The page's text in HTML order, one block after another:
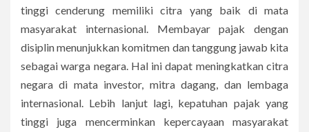
tinggi cenderung memiliki citra yang baik di mata
masyarakat internasional. Membayar pajak dengan
disiplin menunjukkan komitmen dan tanggung jawab kita
sebagai warga negara. Hal ini dapat meningkatkan citra
negara di mata investor, mitra dagang, dan lembaga
internasional. Lebih lanjut lagi, kepatuhan pajak yang
tinggi juga mencerminkan kepercayaan masyarakat